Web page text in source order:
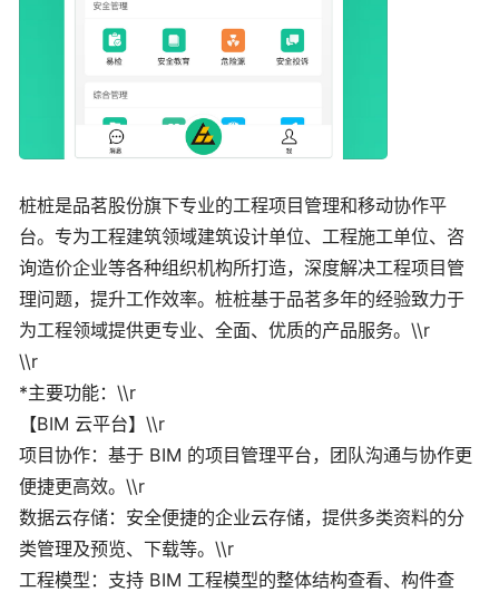
桩桩是品茗股份旗下专业的工程项目管理和移动协作平
台。专为工程建筑领域建筑设计单位、工程施工单位、咨
询造价企业等各种组织机构所打造，深度解决工程项目管
理问题，提升工作效率。桩桩基于品茗多年的经验致力于
为工程领域提供更专业、全面、优质的产品服务。\\r
\\r
*主要功能：\\r
【BIM 云平台】\\r
项目协作：基于 BIM 的项目管理平台，团队沟通与协作更
便捷更高效。\\r
数据云存储：安全便捷的企业云存储，提供多类资料的分
类管理及预览、下载等。\\r
工程模型：支持 BIM 工程模型的整体结构查看、构件查